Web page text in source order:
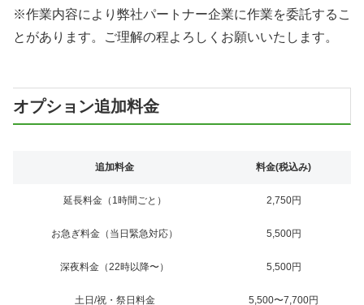
※作業内容により弊社パートナー企業に作業を委託するこ
とがあります。ご理解の程よろしくお願いいたします。
オプション追加料金
追加料金 料金(税込み)
延長料金（1時間ごと） 2,750円
お急ぎ料金（当日緊急対応） 5,500円
深夜料金（22時以降〜） 5,500円
土日/祝・祭日料金 5,500〜7,700円